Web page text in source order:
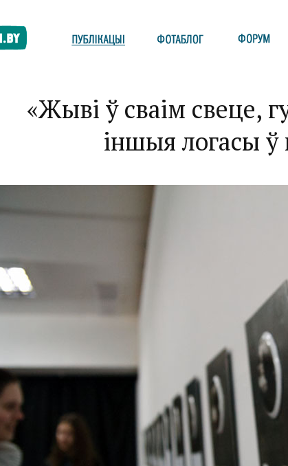
«Жыві ў сваім свеце,
іншыя логасы ў